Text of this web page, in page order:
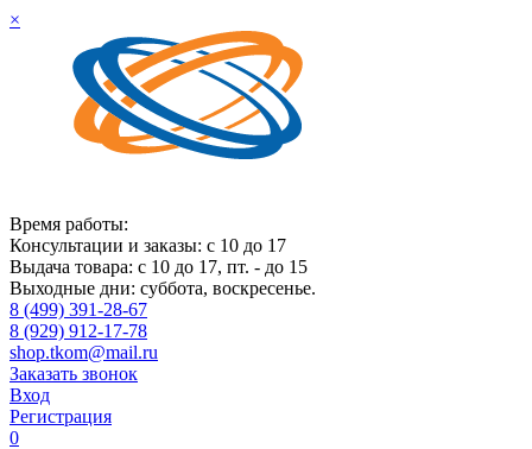
×
Время работы:
Консультации и заказы: с 10 до 17
Выдача товара: с 10 до 17, пт. - до 15
Выходные дни: суббота, воскресенье.
8 (499) 391-28-67
8 (929) 912-17-78
shop.tkom@mail.ru
Заказать звонок
Вход
Регистрация
0